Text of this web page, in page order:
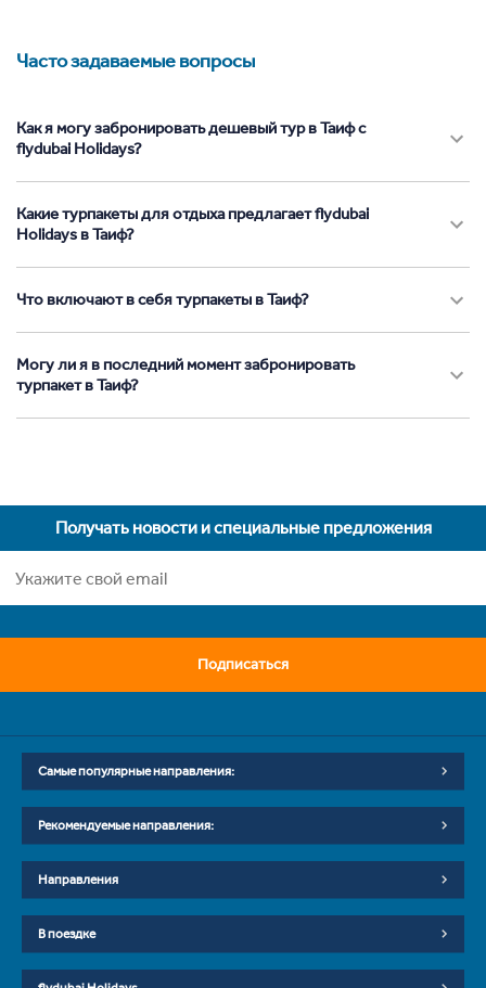
Часто задаваемые вопросы
Как я могу забронировать дешевый тур в Таиф с
flydubai Holidays?
Какие турпакеты для отдыха предлагает flydubai
Holidays в Таиф?
Что включают в себя турпакеты в Таиф?
Могу ли я в последний момент забронировать
турпакет в Таиф?
Получать новости и специальные предложения
Подписаться
Самые популярные направления:
Рекомендуемые направления:
Направления
В поездке